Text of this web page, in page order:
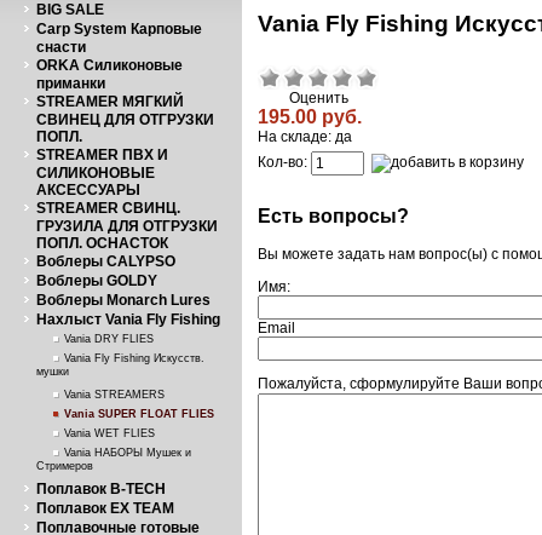
BIG SALE
Carp System Карповые
снасти
ORKA Силиконовые
приманки
STREAMER МЯГКИЙ
СВИНЕЦ ДЛЯ ОТГРУЗКИ
ПОПЛ.
STREAMER ПВХ И
СИЛИКОНОВЫЕ
АКСЕССУАРЫ
STREAMER СВИНЦ.
ГРУЗИЛА ДЛЯ ОТГРУЗКИ
ПОПЛ. ОСНАСТОК
Воблеры CALYPSO
Воблеры GOLDY
Воблеры Monarch Lures
Нахлыст Vania Fly Fishing
Vania DRY FLIES
Vania Fly Fishing Искусств.
мушки
Vania STREAMERS
Vania SUPER FLOAT FLIES
Vania WET FLIES
Vania НАБОРЫ Мушек и
Стримеров
Поплавок B-TECH
Поплавок EX TEAM
Поплавочные готовые
Vania Fly Fishing
Оценить
195.00 руб.
На складе: да
Кол-во:
Есть вопросы?
Вы можете задать нам вопрос(ы) с
Имя:
Email
Пожалуйста, сформулируйте Ваши